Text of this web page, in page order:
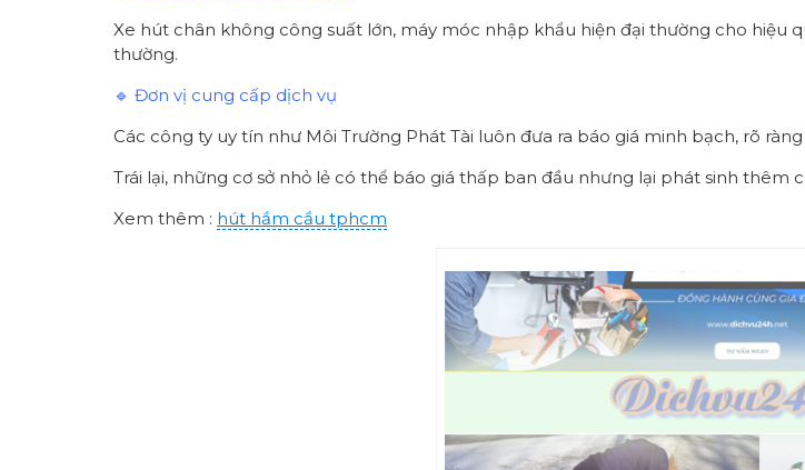
Xe hút chân không công suất lớn, máy móc nhập khẩu hiện đại thường cho hiệu
thường.
🔹 Đơn vị cung cấp dịch vụ
Các công ty uy tín như Môi Trường Phát Tài luôn đưa ra báo giá minh bạch, rõ
Trái lại, những cơ sở nhỏ lẻ có thể báo giá thấp ban đầu nhưng lại phát sinh thêm
Xem thêm : hút hầm cầu tphcm